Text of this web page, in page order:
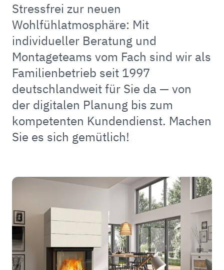
Stressfrei zur neuen
Wohlfühlatmosphäre: Mit
individueller Beratung und
Montageteams vom Fach sind wir als
Familienbetrieb seit 1997
deutschlandweit für Sie da — von
der digitalen Planung bis zum
kompetenten Kundendienst. Machen
Sie es sich gemütlich!